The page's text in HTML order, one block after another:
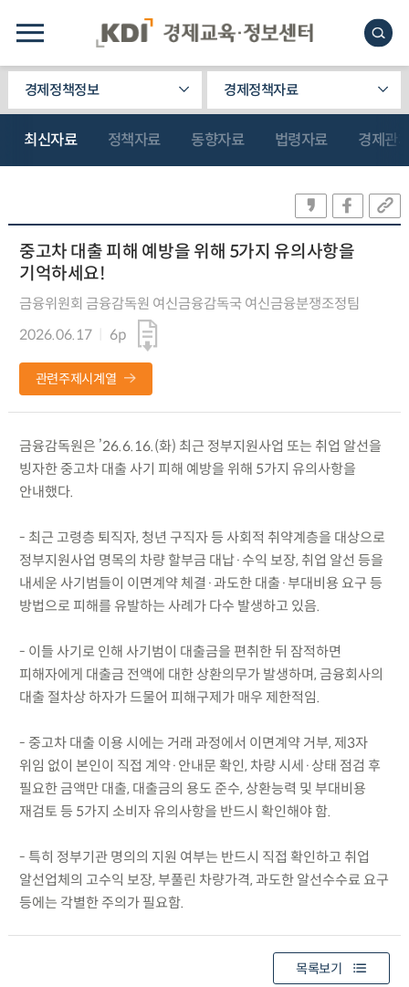
경제정책정보 경제정책자료
최신자료 정책자료 동향자료 법령자료 경제관
중고차 대출 피해 예방을 위해 5가지 유의사항을
기억하세요!
금융위원회 금융감독원 여신금융감독국 여신금융분쟁조정팀
2026.06.17
6p
관련주제시계열
금융감독원은 ’26.6.16.(화) 최근 정부지원사업 또는 취업 알선을
빙자한 중고차 대출 사기 피해 예방을 위해 5가지 유의사항을
안내했다.
- 최근 고령층 퇴직자, 청년 구직자 등 사회적 취약계층을 대상으로
정부지원사업 명목의 차량 할부금 대납·수익 보장, 취업 알선 등을
내세운 사기범들이 이면계약 체결·과도한 대출·부대비용 요구 등
방법으로 피해를 유발하는 사례가 다수 발생하고 있음.
- 이들 사기로 인해 사기범이 대출금을 편취한 뒤 잠적하면
피해자에게 대출금 전액에 대한 상환의무가 발생하며, 금융회사의
대출 절차상 하자가 드물어 피해구제가 매우 제한적임.
- 중고차 대출 이용 시에는 거래 과정에서 이면계약 거부, 제3자
위임 없이 본인이 직접 계약·안내문 확인, 차량 시세·상태 점검 후
필요한 금액만 대출, 대출금의 용도 준수, 상환능력 및 부대비용
재검토 등 5가지 소비자 유의사항을 반드시 확인해야 함.
- 특히 정부기관 명의의 지원 여부는 반드시 직접 확인하고 취업
알선업체의 고수익 보장, 부풀린 차량가격, 과도한 알선수수료 요구
등에는 각별한 주의가 필요함.
목록보기